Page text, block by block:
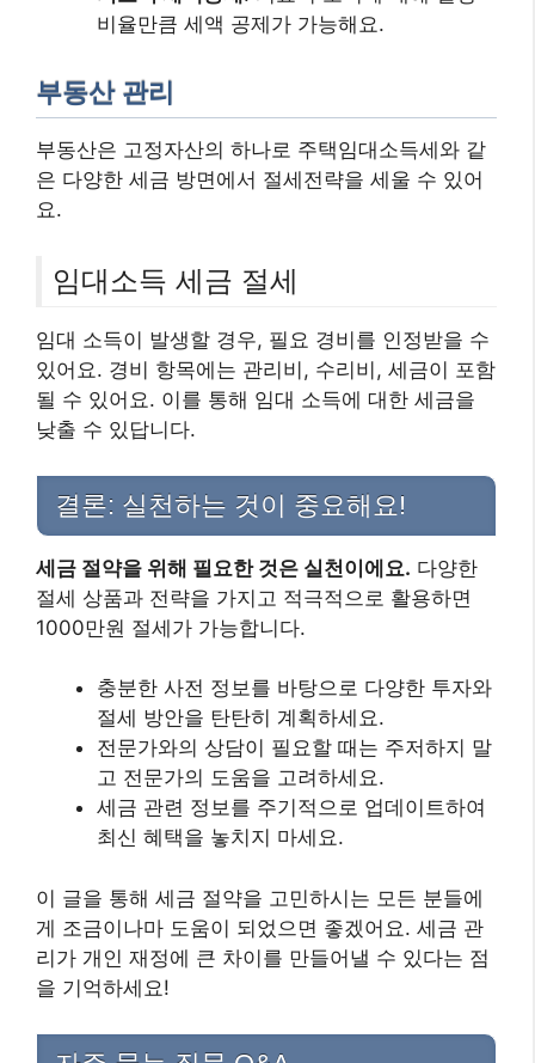
비율만큼 세액 공제가 가능해요.
부동산 관리
부동산은 고정자산의 하나로 주택임대소득세와 같
은 다양한 세금 방면에서 절세전략을 세울 수 있어
요.
임대소득 세금 절세
임대 소득이 발생할 경우, 필요 경비를 인정받을 수
있어요. 경비 항목에는 관리비, 수리비, 세금이 포함
될 수 있어요. 이를 통해 임대 소득에 대한 세금을
낮출 수 있답니다.
결론: 실천하는 것이 중요해요!
세금 절약을 위해 필요한 것은 실천이에요. 다양한
절세 상품과 전략을 가지고 적극적으로 활용하면
1000만원 절세가 가능합니다.
충분한 사전 정보를 바탕으로 다양한 투자와
절세 방안을 탄탄히 계획하세요.
전문가와의 상담이 필요할 때는 주저하지 말
고 전문가의 도움을 고려하세요.
세금 관련 정보를 주기적으로 업데이트하여
최신 혜택을 놓치지 마세요.
이 글을 통해 세금 절약을 고민하시는 모든 분들에
게 조금이나마 도움이 되었으면 좋겠어요. 세금 관
리가 개인 재정에 큰 차이를 만들어낼 수 있다는 점
을 기억하세요!